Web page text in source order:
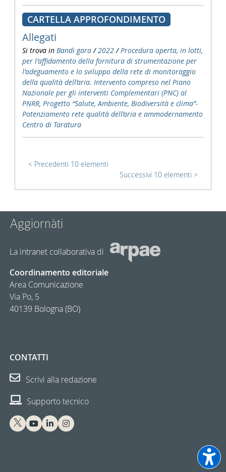
CARTELLA APPROFONDIMENTO
Allegati
Si trova in Bandi gara /2022 /Procedura aperta, in lotti,
per l'affidamento della fornitura di strumentazione per
l'adeguamento e lo sviluppo della rete di monitoraggio
della qualità dell’aria. Intervento compreso nel Piano
Nazionale per gli interventi Complementari (PNC) al
PNRR, Progetto “Salute, Ambiente, Biodiversità e clima”-
Potenziamento rete qualità dell’aria e ammodernamento
Centro di Taratura
Precedenti 10 elementi
Successivi 10 elementi
Aggiornàti
La intranet collaborativa di
Coordinamento editoriale
Area Comunicazione
Via Po, 5
40139 Bologna (BO)
CONTATTI
Scrivi alla redazione
Supporto tecnico